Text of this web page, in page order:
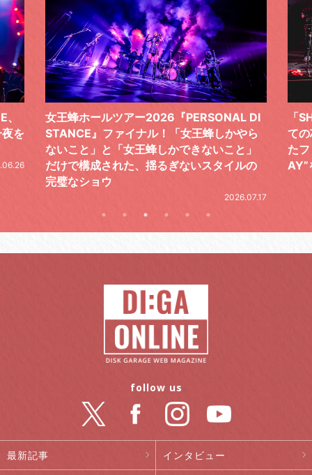
ら
の
「SHISHAMOでした!!!」ロックバンドとし
ての芯を貫き通し、笑顔と感謝で泳ぎ切っ
たファイナルライブ、DAY2“GOODBYE D
AY”をレポート
気
レ
最新記事 インタビュー
follow us